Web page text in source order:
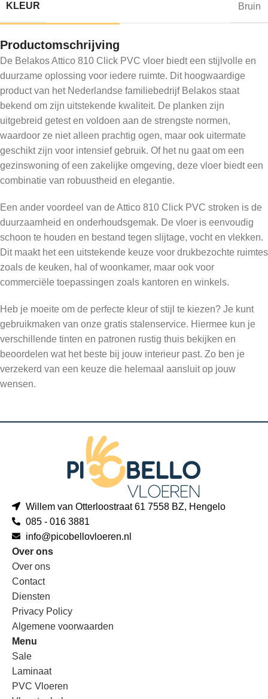
KLEUR Bruin
Productomschrijving
De Belakos Attico 810 Click PVC vloer biedt een stijlvolle en
duurzame oplossing voor iedere ruimte. Dit hoogwaardige
product van het Nederlandse familiebedrijf Belakos staat
bekend om zijn uitstekende kwaliteit. De planken zijn
uitgebreid getest en voldoen aan de strengste normen,
waardoor ze niet alleen prachtig ogen, maar ook uitermate
geschikt zijn voor intensief gebruik. Of het nu gaat om een
gezinswoning of een zakelijke omgeving, deze vloer biedt een
combinatie van robuustheid en elegantie.
Een ander voordeel van de Attico 810 Click PVC stroken is de
duurzaamheid en onderhoudsgemak. De vloer is eenvoudig
schoon te houden en bestand tegen slijtage, vocht en vlekken.
Dit maakt het een uitstekende keuze voor drukbezochte ruimtes
zoals de keuken, hal of woonkamer, maar ook voor
commerciële toepassingen zoals kantoren en winkels.
Heb je moeite om de perfecte kleur of stijl te kiezen? Je kunt
gebruikmaken van onze gratis stalenservice. Hiermee kun je
verschillende tinten en patronen rustig thuis bekijken en
beoordelen wat het beste bij jouw interieur past. Zo ben je
verzekerd van een keuze die helemaal aansluit op jouw
wensen.
Willem van Otterloostraat 61 7558 BZ, Hengelo
085 - 016 3881
info@picobellovloeren.nl
Over ons
Over ons
Contact
Diensten
Privacy Policy
Algemene voorwaarden
Menu
Sale
Laminaat
PVC Vloeren